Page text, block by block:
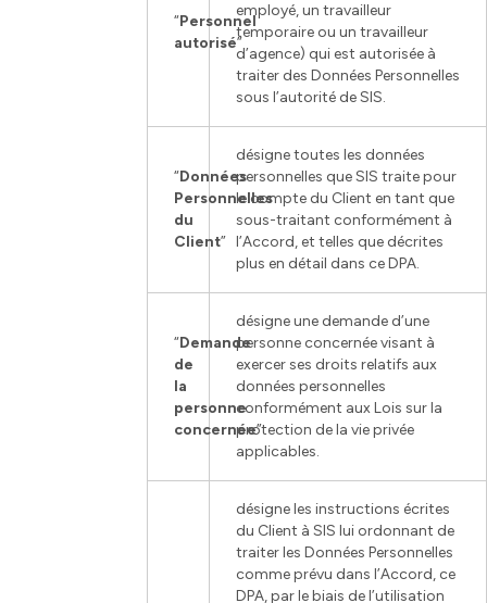
“Personnel
autorisé”
employé, un travailleur
temporaire ou un travailleur
d’agence) qui est autorisée à
traiter des Données Personnelles
sous l’autorité de SIS.
“Données
Personnelles
du
Client”
désigne toutes les données
personnelles que SIS traite pour
le compte du Client en tant que
sous-traitant conformément à
l’Accord, et telles que décrites
plus en détail dans ce DPA.
“Demande
de
la
personne
concernée”
désigne une demande d’une
personne concernée visant à
exercer ses droits relatifs aux
données personnelles
conformément aux Lois sur la
protection de la vie privée
applicables.
désigne les instructions écrites
du Client à SIS lui ordonnant de
traiter les Données Personnelles
comme prévu dans l’Accord, ce
DPA, par le biais de l’utilisation